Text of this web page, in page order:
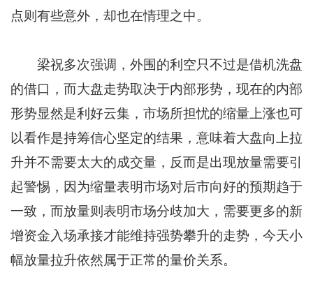
点则有些意外，却也在情理之中。
梁祝多次强调，外围的利空只不过是借机洗盘
的借口，而大盘走势取决于内部形势，现在的内部
形势显然是利好云集，市场所担忧的缩量上涨也可
以看作是持筹信心坚定的结果，意味着大盘向上拉
升并不需要太大的成交量，反而是出现放量需要引
起警惕，因为缩量表明市场对后市向好的预期趋于
一致，而放量则表明市场分歧加大，需要更多的新
增资金入场承接才能维持强势攀升的走势，今天小
幅放量拉升依然属于正常的量价关系。